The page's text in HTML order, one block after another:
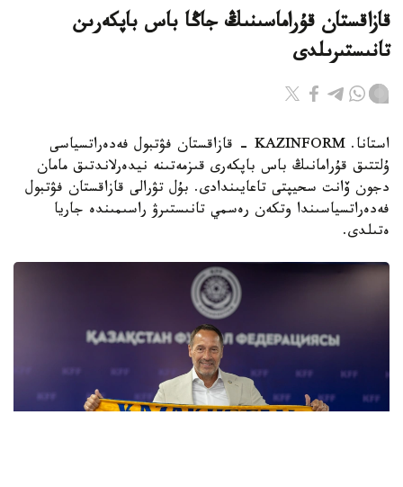
قازاقستان قۇراماسىنىڭ جاڭا باس باپكەرىن
تانىستىرىلدى
استانا. KAZINFORM - قازاقستان فۋتبول فەدەراتسياسى
ۇلتتىق قۇرامانىڭ باس باپكەرى قىزمەتىنە نيدەرلاندتىق مامان
دجون ۆانت سحيپتى تاعايىندادى. بۇل تۋرالى قازاقستان فۋتبول
فەدەراتسياسىندا وتكەن رەسمي تانىستىرۋ راسىمىندە جاريا
ەتىلدى.